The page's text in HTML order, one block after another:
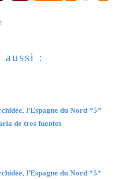
aussi :
l'Espagne du Nord *5*
de tres fuentes
l'Espagne du Nord *5*